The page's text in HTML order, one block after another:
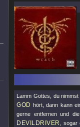
Lamm Gottes, du
GOD hört, dann kann
gerne entfernen und
DEVILDRIVER , sogar